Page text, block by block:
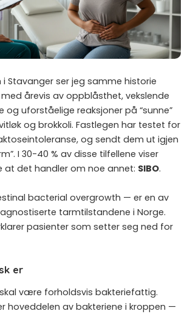
i Stavanger ser jeg samme historie
årevis av oppblåsthet, vekslende
og uforståelige reaksjoner på “sunne”
og brokkoli. Fastlegen har testet for
og sendt dem ut igjen
I 30-40 % av disse tilfellene viser
at det handler om noe annet: SIBO.
bacterial overgrowth — er en av
tarmtilstandene i Norge.
pasienter som setter seg ned for
er
være forholdsvis bakteriefattig.
hoveddelen av bakteriene i kroppen —